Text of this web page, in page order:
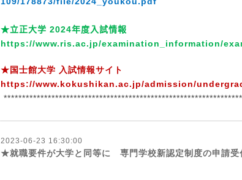
★立正大学 2024年度入試情報
https://www.ris.ac.jp/examination_information/
★国士館大学 入試情報サイト
https://www.kokushikan.ac.jp/admission/
2023-06-23 16:30:00
★就職要件が大学と同等に 専門学校新認定制度の申請受